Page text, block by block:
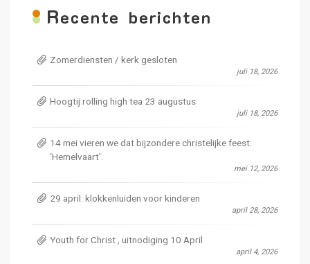
Recente berichten
Zomerdiensten / kerk gesloten
juli 18, 2026
Hoogtij rolling high tea 23 augustus
juli 18, 2026
14 mei vieren we dat bijzondere christelijke feest:
‘Hemelvaart’.
mei 12, 2026
29 april: klokkenluiden voor kinderen
april 28, 2026
Youth for Christ , uitnodiging 10 April
april 4, 2026